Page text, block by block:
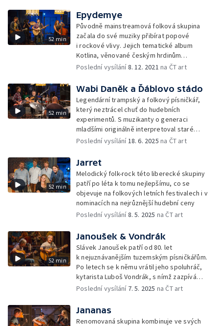
52 min
Epydemye
Původně mainstreamová folková skupina
začala do své muziky přibírat popové
i rockové vlivy. Jejich tematické album
Kotlina, věnované českým hrdinům
i antihrdinům 20. století, získalo cenu Anděl
Poslední vysílání8. 12. 2021 na ČT art
52 min
Wabi Daněk a Ďáblovo stádo
Legendární trampský a folkový písničkář,
který neztrácel chuť do hudebních
experimentů. S muzikanty o generaci
mladšími originálně interpretoval staré
evergreeny
Poslední vysílání18. 6. 2025 na ČT art
52 min
Jarret
Melodický folk-rock této liberecké skupiny
patří po léta k tomu nejlepšímu, co se
objevuje na folkových letních festivalech i v
nominacích na nejrůznější hudební ceny
Poslední vysílání8. 5. 2025 na ČT art
52 min
Janoušek & Vondrák
Slávek Janoušek patří od 80. let
k nejuznávanějším tuzemským písničkářům.
Po letech se k němu vrátil jeho spoluhráč,
kytarista Luboš Vondrák, s nímž zazpívá
nejslavnější hity i tehdejší novinky
Poslední vysílání 7. 5. 2025 na ČT art
Jananas
Renomovaná skupina kombinuje ve svých